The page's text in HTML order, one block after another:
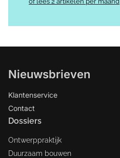
Nieuwsbrieven
Klantenservice
Contact
Dossiers
Ontwerppraktijk
Duurzaam bouwen